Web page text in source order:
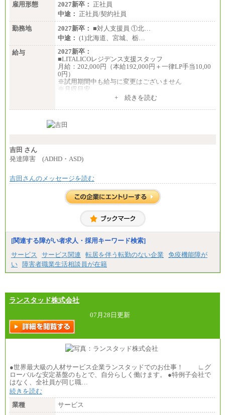
雇用形態
2027新卒： 正社員
中途： 正社員/契約社員
勤務地
2027新卒： ■対人支援員 ①北…
中途： (1)北海道、宮城、栃…
給与
2027新卒：
■LITALICOレジデンス支援スタッフ
月給：202,000円（本給192,000円＋一律LP手当10,00
0円）
※試用期間中も給与に変更はございません
※月収目安
夜勤回数により変動
条件あり）
■その他職種共通
月給：25万3,400円～
※20時間を超過した場合は別途支給
中途：
(1)(2)月給：25万3400円～28万5900円
※20時間を超過した場合は別途支給
※試用期間中も給与に変更はございません
+ 続きを読む
吉田 さん
発達障害 (ADHD・ASD)
吉田さんのメッセージを読む
[関連する障がい者求人・採用キーワード検索]
サービス
サービス関連 転居を伴う転勤のない企業
免疫機能障が
い 障害者職業生活相談員が在籍
ランスタッド株式会社
07月28日更新
●世界最大級の人材サービス企業ランスタッドでのお仕事！ ∟グ
ローバルな安定基盤のもとで、自分らしく働けます。 ●特例子会社で
はなく、全社員が同じ職…
続きを読む
業種
サービス